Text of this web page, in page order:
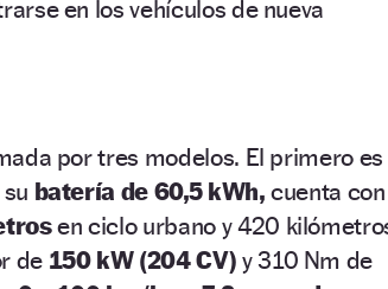
en los vehículos de nueva
por tres modelos. El primero es
batería de 60,5 kWh, cuenta con
en ciclo urbano y 420
de 150 kW (204 CV) y 310 Nm de